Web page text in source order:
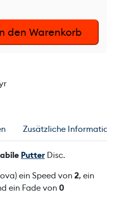
den Warenkorb
Zusätzliche
PutterDisc.
ein Speed von2, ein
ein Fade von0